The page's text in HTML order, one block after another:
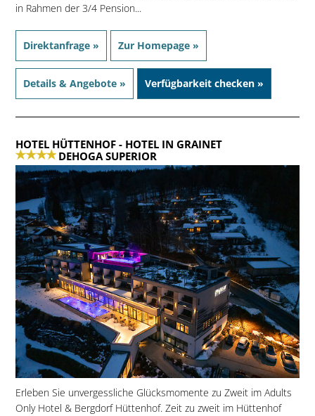
in Rahmen der 3/4 Pension...
Direktanfrage » Zur Homepage »
Details & Angebote » Verfügbarkeit checken »
HOTEL HÜTTENHOF- HOTEL IN GRAINET
DEHOGA SUPERIOR
Erleben Sie unvergessliche Glücksmomente zu Zweit im Adults
Only Hotel & Bergdorf Hüttenhof. Zeit zu zweit im Hüttenhof